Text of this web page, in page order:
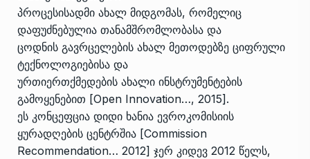
პროცესისადმი ახალ მიდგომას, რომელიც
დაფუძნებულია თანამშრომლობასა და
ცოდნის გავრცელების ახალ მეთოდებზე ციფრული
ტექნოლოგიებისა და
ურთიერთქმედების ახალი ინსტრუმენტების
გამოყენებით [Open Innovation…, 2015].
ეს კონცეფცია დიდი ხანია ევროკომისიის
ყურადღების ცენტრშია [Commission
Recommendation… 2012] ჯერ კიდევ 2012 წელს,